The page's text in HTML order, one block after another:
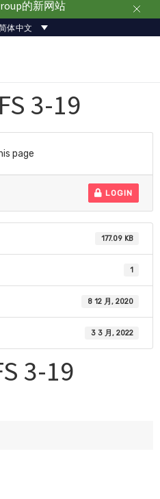
的新网站
体中文
3-19
page
LOGIN
177.09 KB
1
8 12 月, 2020
3 3 月, 2022
3-19